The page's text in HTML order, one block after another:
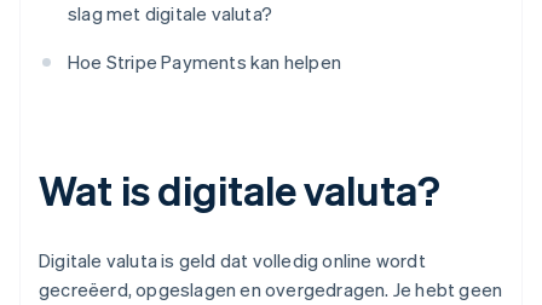
slag met digitale valuta?
Hoe Stripe Payments kan helpen
Wat is digitale valuta?
Digitale valuta is geld dat volledig online wordt
gecreëerd, opgeslagen en overgedragen. Je hebt geen